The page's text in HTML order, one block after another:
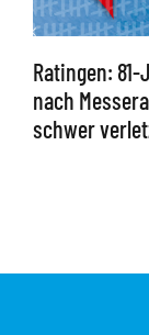
Ratingen:
nach
schwer